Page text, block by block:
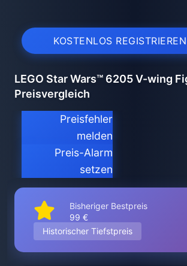
KOSTENLOS REGISTRIEREN
LEGO Star Wars™ 6205 V-wing
Preisvergleich
Preisfehler
melden
Preis-Alarm
setzen
Bisheriger Bestpreis
99 €
Historischer Tiefstpreis